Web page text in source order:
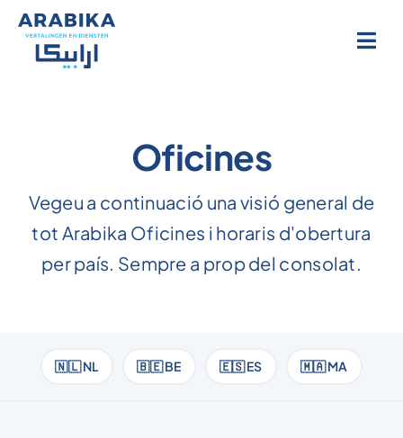
Salta
contingut
Oficines
Vegeu a continuació una visió general de
tot Arabika Oficines i horaris d'obertura
per país. Sempre a prop del consolat.
🇳🇱 NL 🇧🇪 BE 🇪🇸 ES 🇲🇦 MA